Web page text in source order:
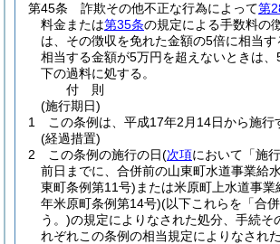
第45条
詐欺その他不正な行為によって第
料金または第35条の規定による手数料の
は、その徴収を免れた金額の5倍に相当す
相当する金額が5万円を超えないときは
下の過料に処する。
付 則
(施行期日)
1
この条例は、平成17年2月14日から施行
(経過措置)
2
この条例の施行の日(次項において「施
前日までに、合併前の山東町水道事業給
東町条例第11号) または米原町上水道事業
年米原町条例第14号)(以下これらを「合
う。)の規定によりなされた処分、手続そ
れぞれこの条例の相当規定によりなされ